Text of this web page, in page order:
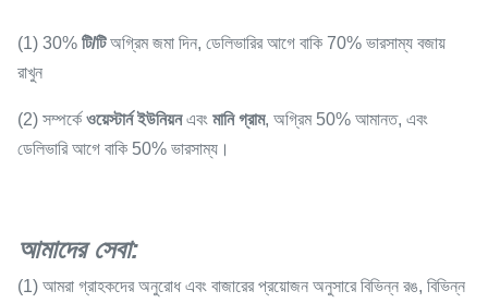
(1) 30% টি/টিঅগ্রিম জমা দিন, ডেলিভারির আগে বাকি 70% ভারসাম্য বজায়
রাখুন
(2) সম্পর্কে ওয়েস্টার্ন ইউনিয়নএবং মানি গ্রাম, অগ্রিম 50% আমানত, এবং
ডেলিভারি আগে বাকি 50% ভারসাম্য।
আমাদের সেবা:
(1) আমরা গ্রাহকদের অনুরোধ এবং বাজারের প্রয়োজন অনুসারে বিভিন্ন রঙ, বিভিন্ন